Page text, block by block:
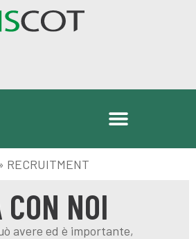
RECRUITMENT
NOI
avere ed è importante,